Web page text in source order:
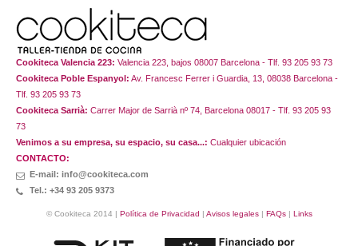
Cookiteca Valencia 223: Valencia 223, bajos 08007 Barcelona - Tlf. 93 205 93 73
Cookiteca Poble Espanyol: Av. Francesc Ferrer i Guardia, 13, 08038 Barcelona -
Tlf. 93 205 93 73
Cookiteca Sarrià: Carrer Major de Sarrià nº 74, Barcelona 08017 - Tlf. 93 205 93
73
Venimos a su empresa, su espacio, su casa...: Cualquier ubicación
CONTACTO:
E-mail: info@cookiteca.com
Tel.: +34 93 205 9373
© Cookiteca 2014 | Política de Privacidad | Avisos legales| FAQs| Links